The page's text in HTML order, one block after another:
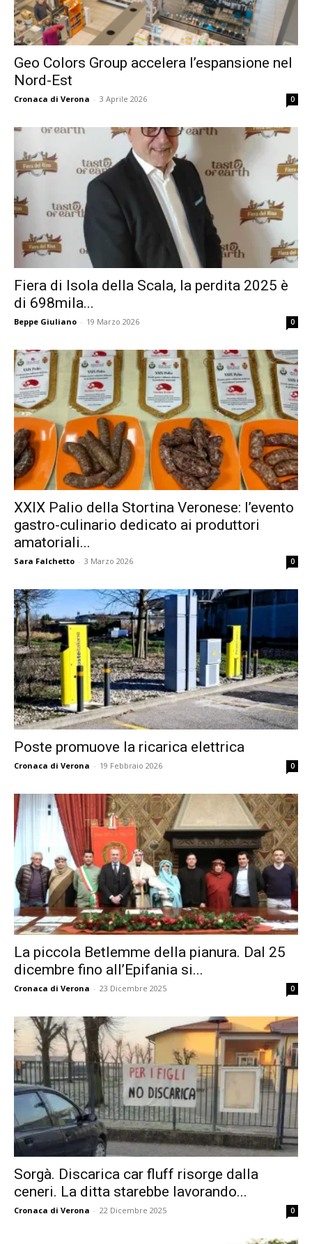
Geo Colors Group accelera l’espansione nel
Nord-Est
Cronaca di Verona - 3 Aprile 2026 0
Fiera di Isola della Scala, la perdita 2025 è
di 698mila...
Beppe Giuliano - 19 Marzo 2026 0
XXIX Palio della Stortina Veronese: l’evento
gastro-culinario dedicato ai produttori
amatoriali...
Sara Falchetto - 3 Marzo 2026 0
Poste promuove la ricarica elettrica
Cronaca di Verona - 19 Febbraio 2026 0
La piccola Betlemme della pianura. Dal 25
dicembre fino all’Epifania si...
Cronaca di Verona - 23 Dicembre 2025 0
Sorgà. Discarica car fluff risorge dalla
ceneri. La ditta starebbe lavorando...
Cronaca di Verona - 22 Dicembre 2025 0